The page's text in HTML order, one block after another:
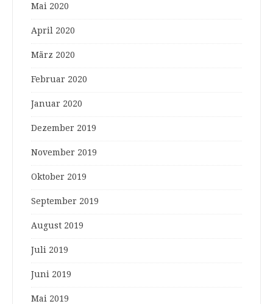
Mai 2020
April 2020
März 2020
Februar 2020
Januar 2020
Dezember 2019
November 2019
Oktober 2019
September 2019
August 2019
Juli 2019
Juni 2019
Mai 2019